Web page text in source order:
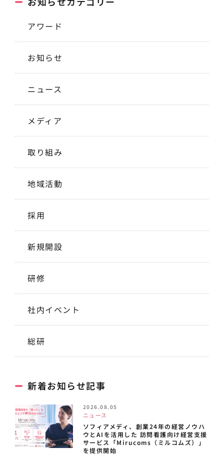
アワード
お知らせ
ニュース
メディア
取り組み
地域活動
採用
新規開設
研修
社内イベント
総研
新着お知らせ記事
2026.08.05
ニュース
ソフィアメディ、創業24年の経営ノウハ
ウとAIを活用した 訪問看護向け経営支援
サービス「Mirucoms（ミルコムズ）」
を提供開始